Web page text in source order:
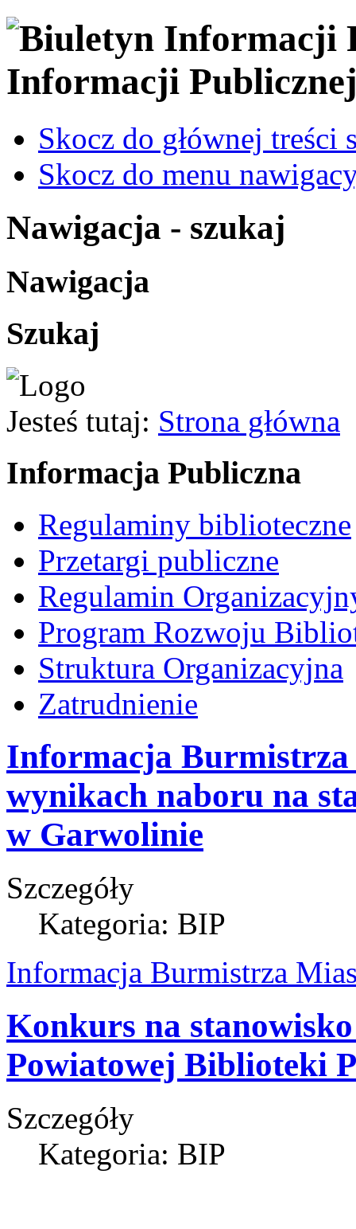
Informacji
Skocz do głównej treści
Skocz do menu
Nawigacja - szukaj
Nawigacja
Szukaj
Jesteś tutaj: Strona główna
Informacja Publiczna
Regulaminy biblioteczne
Przetargi publiczne
Regulamin
Program Rozwoju
Struktura Organizacyjna
Zatrudnienie
Informacja
wynikach naboru na
w Garwolinie
Szczegóły
Kategoria: BIP
Informacja Burmistrza
Konkurs na
Powiatowej Biblioteki
Szczegóły
Kategoria: BIP